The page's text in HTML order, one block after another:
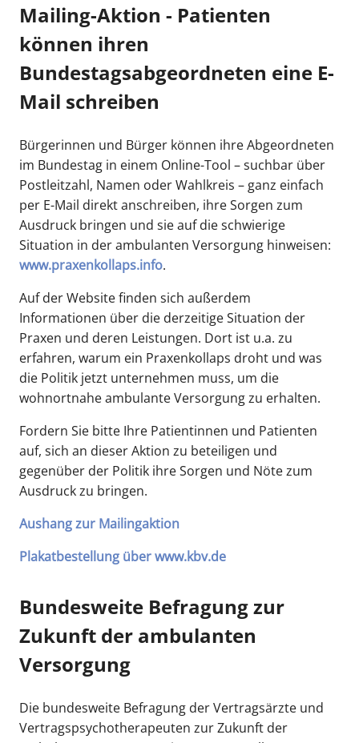
Jetzt ansehen
(PDF | 29 KB)
Aushang mit
ausführlicher
Petition
Jetzt ansehen
(PDF | 50 KB)
Unterschriftenliste
(Kopiervorlage)
Jetzt ansehen
(PDF | 30 KB)
KVH-PUBLIKATIONEN
Vorlage „Hinweise
zur
Datenverarbeitung
“ für Praxen
Jetzt ansehen
Praxen können die Unterschriftenliste per
Brief, als Scan per E-Mail oder Fax einreichen.
Zudem kann auch online unterschrieben
werden. Die Mitzeichnungsfrist endet am20.
Dezember 2023.
Deutschen Bundestages, Platz der Republik
1, 11011 Berlin
E-Mail:post.pet@bundestag.de
Online:Petition 158622 (bundestag.de)
Fax: 030 227-36053
Mailing-Aktion - Patienten
können ihren
Bundestagsabgeordneten eine E-
Mail schreiben
Bürgerinnen und Bürger können ihre Abgeordneten
im Bundestag in einem Online-Tool – suchbar über
Postleitzahl, Namen oder Wahlkreis – ganz einfach
per E-Mail direkt anschreiben, ihre Sorgen zum
Ausdruck bringen und sie auf die schwierige
Situation in der ambulanten Versorgung hinweisen:
www.praxenkollaps.info.
Auf der Website finden sich außerdem
Informationen über die derzeitige Situation der
Praxen und deren Leistungen. Dort ist u.a. zu
erfahren, warum ein Praxenkollaps droht und was
die Politik jetzt unternehmen muss, um die
wohnortnahe ambulante Versorgung zu erhalten.
Fordern Sie bitte Ihre Patientinnen und Patienten
auf, sich an dieser Aktion zu beteiligen und
gegenüber der Politik ihre Sorgen und Nöte zum
Ausdruck zu bringen.
Aushang zur Mailingaktion
Plakatbestellung über www.kbv.de
Bundesweite Befragung zur
Zukunft der ambulanten
Versorgung
Die bundesweite Befragung der Vertragsärzte und
Vertragspsychotherapeuten zur Zukunft der